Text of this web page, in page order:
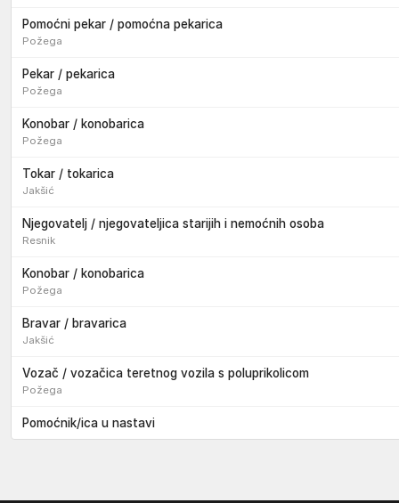
Pomoćni pekar / pomoćna pekarica
Požega
Pekar / pekarica
Požega
Konobar / konobarica
Požega
Tokar / tokarica
Jakšić
Njegovatelj / njegovateljica starijih i nemoćnih osoba
Resnik
Konobar / konobarica
Požega
Bravar / bravarica
Jakšić
Vozač / vozačica teretnog vozila s poluprikolicom
Požega
Pomoćnik/ica u nastavi